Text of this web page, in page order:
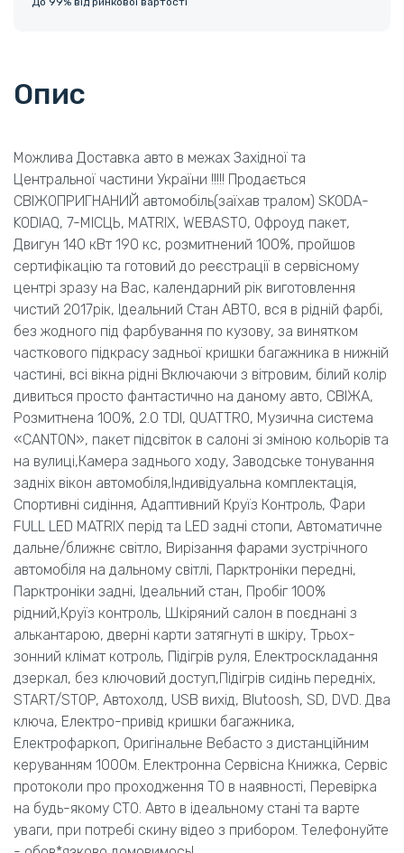
Опис
Можлива Доставка авто в межах Західної та
Центральної частини України !!!!! Продається
СВІЖОПРИГНАНИЙ автомобіль(заїхав тралом) SKODA-
KODIAQ, 7-МІСЦЬ, MATRIX, WEBASTO, Офроуд пакет,
Двигун 140 кВт 190 кс, розмитнений 100%, пройшов
сертифікацію та готовий до реєстрації в сервісному
центрі зразу на Вас, календарний рік виготовлення
чистий 2017рік, Ідеальний Стан АВТО, вся в рідній фарбі,
без жодного під фарбування по кузову, за винятком
часткового підкрасу задньої кришки багажника в нижній
частині, всі вікна рідні Включаючи з вітровим, білий колір
дивиться просто фантастично на даному авто, СВІЖА,
Розмитнена 100%, 2.0 TDI, QUATTRO, Музична система
«CANTON», пакет підсвіток в салоні зі зміною кольорів та
на вулиці,Камера заднього ходу, Заводське тонування
задніх вікон автомобіля,Індивідуальна комплектація,
Спортивні сидіння, Адаптивний Круїз Контроль, Фари
FULL LED MATRIX перід та LED задні стопи, Автоматичне
дальне/ближнє світло, Вирізання фарами зустрічного
автомобіля на дальному світлі, Парктроніки передні,
Парктроніки задні, Ідеальний стан, Пробіг 100%
рідний,Круїз контроль, Шкіряний салон в поєднані з
алькантарою, дверні карти затягнуті в шкіру, Трьох-
зонний клімат котроль, Підігрів руля, Електроскладання
дзеркал, без ключовий доступ,Підігрів сидінь передніх,
START/STOP, Автохолд, USB вихід, Blutoosh, SD, DVD. Два
ключа, Електро-привід кришки багажника,
Електрофаркоп, Оригінальне Вебасто з дистанційним
керуванням 1000м. Електронна Сервісна Книжка, Сервіс
протоколи про проходження ТО в наявності, Перевірка
на будь-якому СТО. Авто в ідеальному стані та варте
уваги, при потребі скину відео з прибором. Телефонуйте